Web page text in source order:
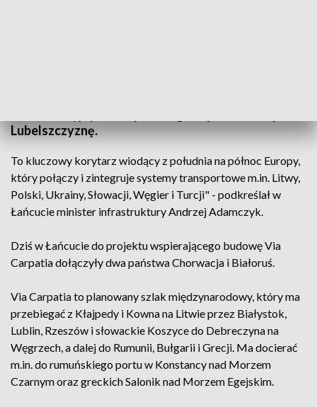
Lubelszczyznę.
To kluczowy korytarz wiodący z południa na północ Europy,
który połączy i zintegruje systemy transportowe m.in. Litwy,
Polski, Ukrainy, Słowacji, Węgier i Turcji" - podkreślał w
Łańcucie minister infrastruktury Andrzej Adamczyk.
Dziś w Łańcucie do projektu wspierającego budowę Via
Carpatia dołączyły dwa państwa Chorwacja i Białoruś.
Via Carpatia to planowany szlak międzynarodowy, który ma
przebiegać z Kłajpedy i Kowna na Litwie przez Białystok,
Lublin, Rzeszów i słowackie Koszyce do Debreczyna na
Węgrzech, a dalej do Rumunii, Bułgarii i Grecji. Ma docierać
m.in. do rumuńskiego portu w Konstancy nad Morzem
Czarnym oraz greckich Salonik nad Morzem Egejskim.